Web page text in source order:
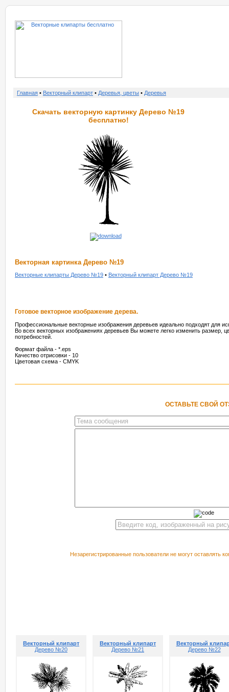
Главная • Векторный клипарт • Деревья, цветы • Деревья
Скачать векторную картинку Дерево №19
бесплатно!
Векторная картинка Дерево №19
Векторные клипарты Дерево №19 • Векторный клипарт Дерево №19
Готовое векторное изображение дерева.
Профессиональные векторные изображения деревьев идеально подходят для
Во всех векторных изображениях деревьев Вы можете легко изменить размер,
потребностей.
Формат файла - *.eps
Качество отрисовки - 10
Цветовая схема - CMYK
ОСТАВЬТЕ СВОЙ
Незарегистрированные пользователи не могут оставлять
Векторный клипарт
Дерево №20
Векторный клипарт
Дерево №21
Векторный
Дерево №22